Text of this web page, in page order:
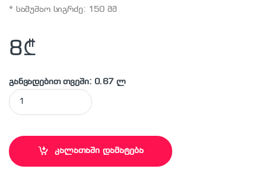
* სამუშაო სიგრძე: 150 მმ
8₾
განვადებით თვეში: 0.67 ლ
MAKITA - D-00072 საბურღი პირი quantity
კალათაში დამატება